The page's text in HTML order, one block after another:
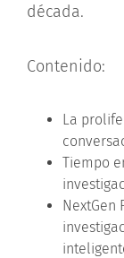
década.
Contenido:
La
Tiempo
NextGen